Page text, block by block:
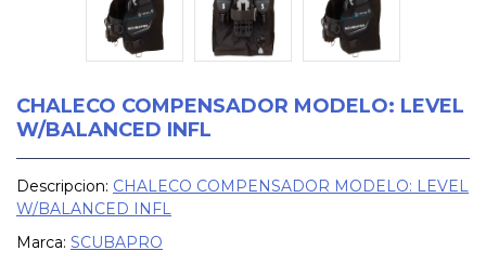
CHALECO COMPENSADOR MODELO: LEVEL
W/BALANCED INFL
Descripcion: CHALECO COMPENSADOR MODELO: LEVEL
W/BALANCED INFL
Marca: SCUBAPRO